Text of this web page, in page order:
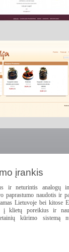
įrankis
ir neturintis analogų
paprastumo naudotis ir
Lietuvoje bei kitose
į klietų poreikius ir
kūrimo sistemą